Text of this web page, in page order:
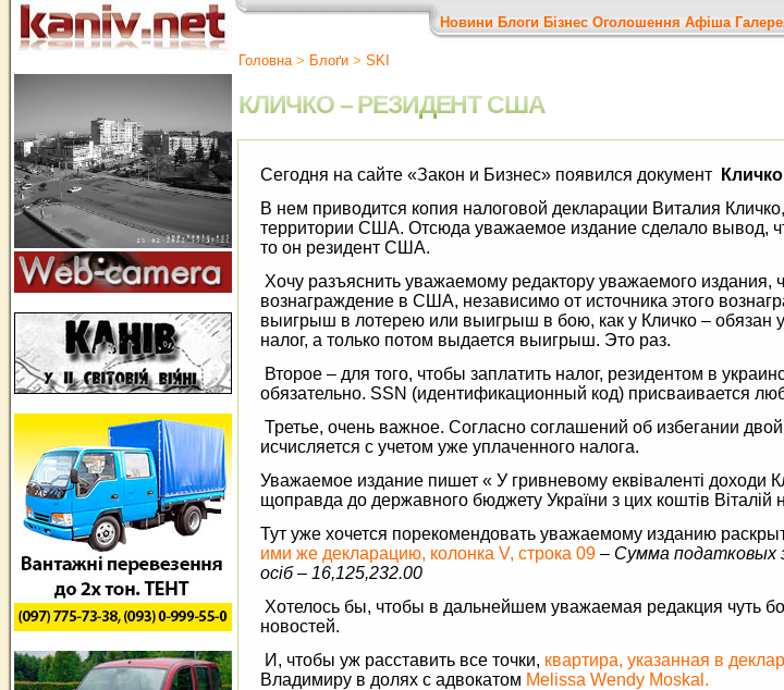
Новини Блоги Бізнес Оголошення Афіша
Головна> Блоґи > SKI
КЛИЧКО – РЕЗИДЕНТ США
Сегодня на сайте «Закон и Бизнес» появился документ
В нем приводится копия налоговой декларации Виталия
территории США. Отсюда уважаемое издание сделало вывод,
то он резидент США.
Хочу разъяснить уважаемому редактору уважаемого
вознаграждение в США, независимо от источника этого
выигрыш в лотерею или выигрыш в бою, как у Кличко – обязан
налог, а только потом выдается выигрыш. Это раз.
Второе – для того, чтобы заплатить налог, резидентом в
обязательно. SSN (идентификационный код) присваивается
Третье, очень важное. Согласно соглашений об избегании
исчисляется с учетом уже уплаченного налога.
Уважаемое издание пишет « У гривневому еквіваленті доходи
щоправда до державного бюджету України з цих коштів Віталій
Тут уже хочется порекомендовать уважаемому изданию
ими же декларацию, колонка V, строка 09 – Сумма податковых
осiб – 16,125,232.00
Хотелось бы, чтобы в дальнейшем уважаемая редакция чуть
новостей.
И, чтобы уж расставить все точки, квартира, указанная в
Владимиру в долях с адвокатом Melissa Wendy Moskal.